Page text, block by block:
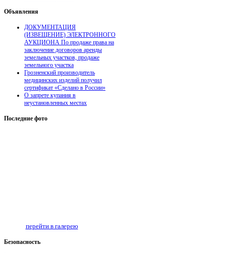
Объявления
ДОКУМЕНТАЦИЯ
(ИЗВЕЩЕНИЕ) ЭЛЕКТРОННОГО
АУКЦИОНА По продаже права на
заключение договоров аренды
земельных участков, продаже
земельного участка
Грозненский производитель
медицинских изделий получил
сертификат «Сделано в России»
О запрете купания в
неустановленных местах
Последние фото
перейти в галерею
Безопаcность